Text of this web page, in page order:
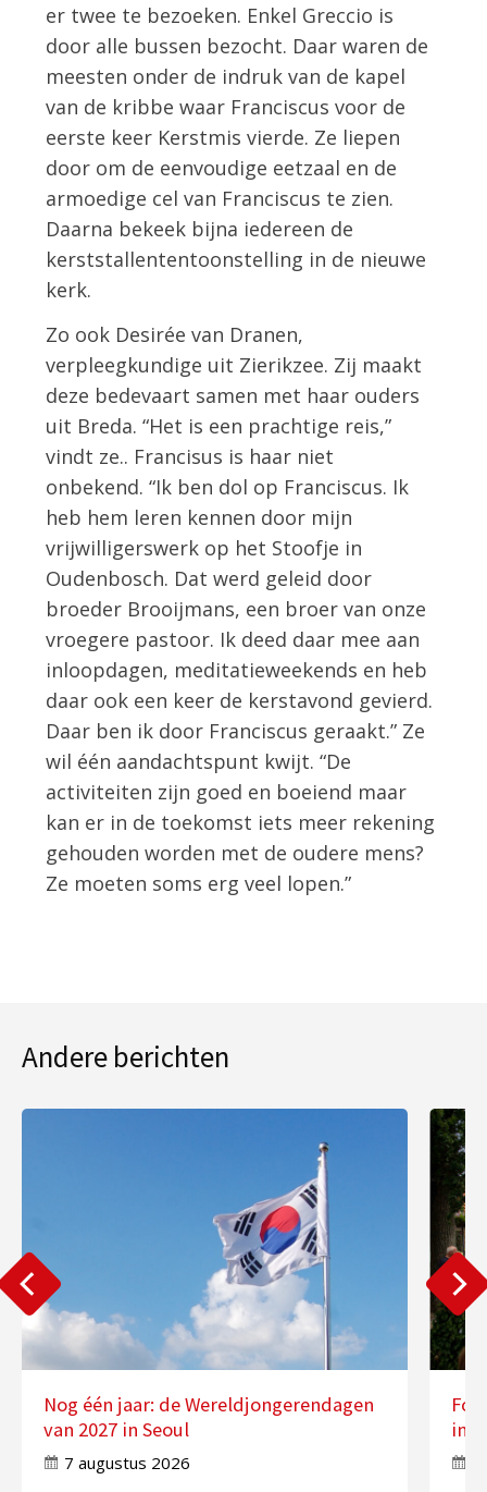
er twee te bezoeken. Enkel Greccio is
door alle bussen bezocht. Daar waren de
meesten onder de indruk van de kapel
van de kribbe waar Franciscus voor de
eerste keer Kerstmis vierde. Ze liepen
door om de eenvoudige eetzaal en de
armoedige cel van Franciscus te zien.
Daarna bekeek bijna iedereen de
kerststallententoonstelling in de nieuwe
kerk.
Zo ook Desirée van Dranen,
verpleegkundige uit Zierikzee. Zij maakt
deze bedevaart samen met haar ouders
uit Breda. “Het is een prachtige reis,”
vindt ze.. Francisus is haar niet
onbekend. “Ik ben dol op Franciscus. Ik
heb hem leren kennen door mijn
vrijwilligerswerk op het Stoofje in
Oudenbosch. Dat werd geleid door
broeder Brooijmans, een broer van onze
vroegere pastoor. Ik deed daar mee aan
inloopdagen, meditatieweekends en heb
daar ook een keer de kerstavond gevierd.
Daar ben ik door Franciscus geraakt.” Ze
wil één aandachtspunt kwijt. “De
activiteiten zijn goed en boeiend maar
kan er in de toekomst iets meer rekening
gehouden worden met de oudere mens?
Ze moeten soms erg veel lopen.”
Andere berichten
Nog één jaar: de Wereldjongerendagen
van 2027 in Seoul
7 augustus 2026
in